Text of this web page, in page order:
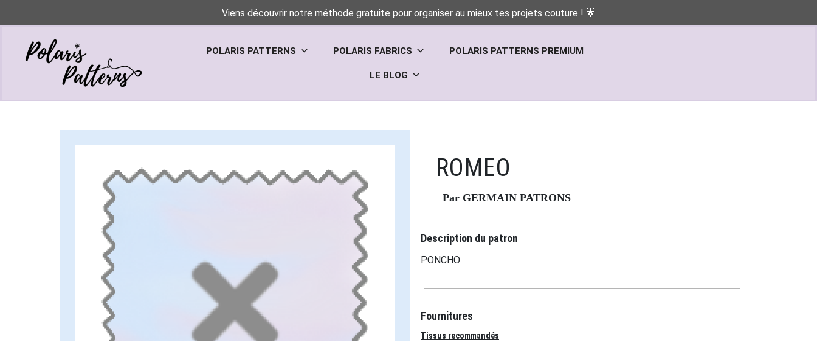
Viens découvrir notre méthode gratuite pour organiser au mieux tes projets couture ! 🌟
POLARIS PATTERNS POLARIS FABRICS POLARIS PATTERNS PREMIUM
LE BLOG
ROMEO
Par GERMAIN PATRONS
Description du patron
PONCHO
Fournitures
Tissus recommandés